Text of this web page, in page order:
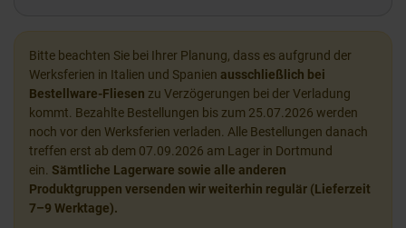
Bitte beachten Sie bei Ihrer Planung, dass es aufgrund der
Werksferien in Italien und Spanien ausschließlich bei
Bestellware-Fliesen zu Verzögerungen bei der Verladung
kommt. Bezahlte Bestellungen bis zum 25.07.2026 werden
noch vor den Werksferien verladen. Alle Bestellungen danach
treffen erst ab dem 07.09.2026 am Lager in Dortmund
ein. Sämtliche Lagerware sowie alle anderen
Produktgruppen versenden wir weiterhin regulär (Lieferzeit
7–9 Werktage).